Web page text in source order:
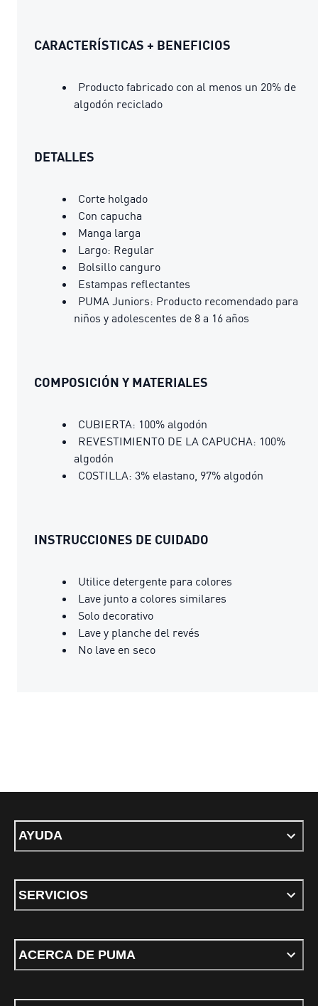
CARACTERÍSTICAS + BENEFICIOS
Producto fabricado con al menos un 20% de
algodón reciclado
DETALLES
Corte holgado
Con capucha
Manga larga
Largo: Regular
Bolsillo canguro
Estampas reflectantes
PUMA Juniors: Producto recomendado para
niños y adolescentes de 8 a 16 años
COMPOSICIÓN Y MATERIALES
CUBIERTA: 100% algodón
REVESTIMIENTO DE LA CAPUCHA: 100%
algodón
COSTILLA: 3% elastano, 97% algodón
INSTRUCCIONES DE CUIDADO
Utilice detergente para colores
Lave junto a colores similares
Solo decorativo
Lave y planche del revés
No lave en seco
AYUDA
SERVICIOS
ACERCA DE PUMA